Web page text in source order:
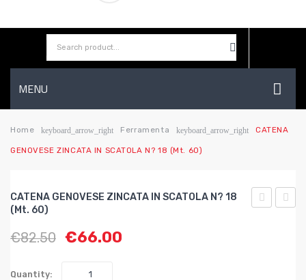
MENU
HOME
AZIENDA
CONTATTI
WISHLIST
Home keyboard_arrow_right Ferramenta keyboard_arrow_right CATENA
GENOVESE ZINCATA IN SCATOLA N? 18 (mt. 60)
CATENA GENOVESE ZINCATA IN SCATOLA N? 18
(mt. 60)
€82.50 €66.00
Quantity: